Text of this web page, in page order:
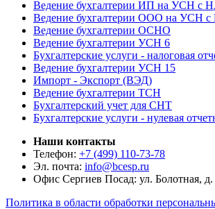
Ведение бухгалтерии ИП на УСН с
Ведение бухгалтерии ООО на УСН
Ведение бухгалтерии ОСНО
Ведение бухгалтерии УСН 6
Бухгалтерские услуги - налоговая
Ведение бухгалтерии УСН 15
Импорт - Экспорт (ВЭД)
Ведение бухгалтерии ТСН
Бухгалтерский учет для СНТ
Бухгалтерские услуги - нулевая
Наши контакты
Телефон: +7 (499) 110-73-78
Эл. почта: info@bcesp.ru
Офис Сергиев Посад: ул. Болотная, д.
Политика в области обработки